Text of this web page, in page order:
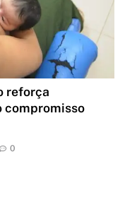
reforça
compromisso
0